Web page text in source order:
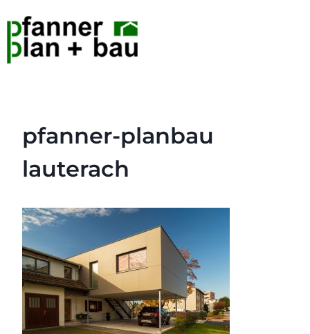
pfanner-planbau
lauterach